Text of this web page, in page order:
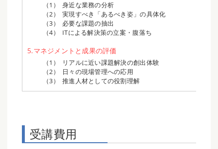
身近な業務の分析
実現すべき「あるべき姿」の具体化
必要な課題の抽出
ITによる解決策の立案・腹落ち
5.マネジメントと成果の評価
リアルに近い課題解決の創出体験
日々の現場管理への応用
推進人材としての役割理解
受講費用